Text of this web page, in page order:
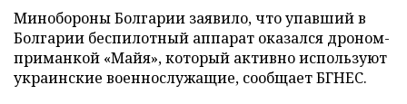
Минобороны Болгарии заявило, что упавший в
Болгарии беспилотный аппарат оказался дроном-
приманкой «Майя», который активно используют
украинские военнослужащие, сообщает БГНЕС.